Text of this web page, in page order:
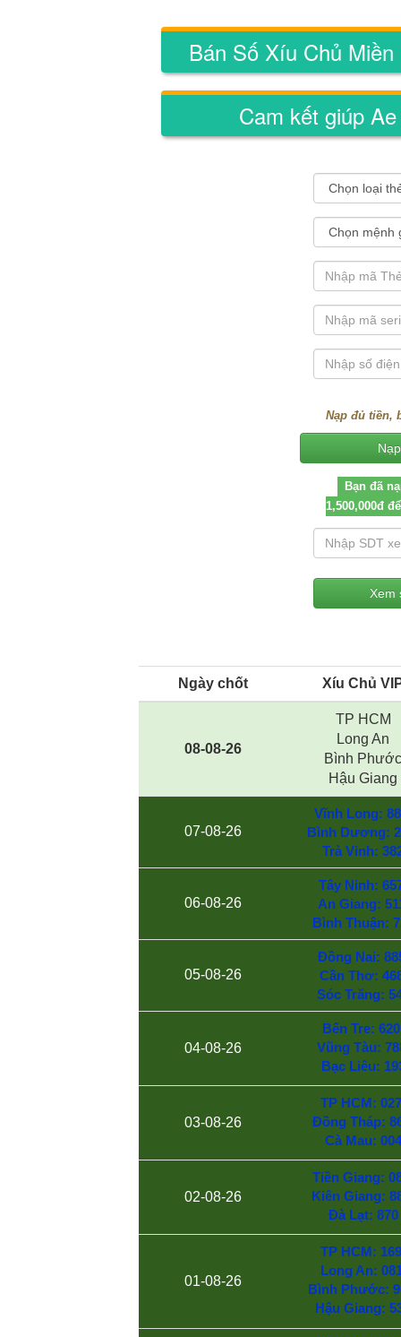
Bán Số Xíu Chủ
Cam kết giúp
Nạp đủ tiền,
Bạn đã
1,500,000đ
Ngày chốt Xíu Chủ
08-08-26
TP HCM
Long An
Bình Phước
Hậu Giang
07-08-26
Vĩnh Long:
Bình Dương:
Trà Vinh:
06-08-26
Tây Ninh:
An Giang:
Bình Thuận:
05-08-26
Đồng Nai:
Cần Thơ:
Sóc Trăng:
04-08-26
Bến Tre:
Vũng Tàu:
Bạc Liêu:
03-08-26
TP HCM:
Đồng Tháp:
Cà Mau: 004
02-08-26
Tiền Giang:
Kiên Giang:
Đà Lạt: 870
01-08-26
TP HCM:
Long An:
Bình Phước:
Hậu Giang: